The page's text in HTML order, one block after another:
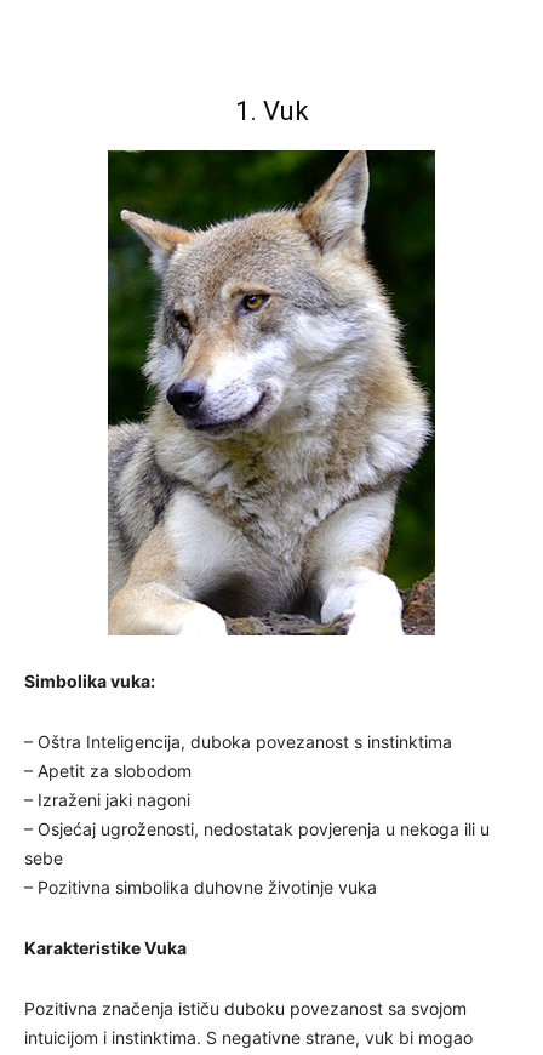
1. Vuk
Simbolika vuka:
– Oštra Inteligencija, duboka povezanost s instinktima
– Apetit za slobodom
– Izraženi jaki nagoni
– Osjećaj ugroženosti, nedostatak povjerenja u nekoga ili u
sebe
– Pozitivna simbolika duhovne životinje vuka
Karakteristike Vuka
Pozitivna značenja ističu duboku povezanost sa svojom
intuicijom i instinktima. S negativne strane, vuk bi mogao